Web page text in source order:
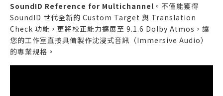
SoundID Reference for Multichannel 。不僅能獲得
SoundID 世代全新的 Custom Target 與 Translation
Check 功能，更將校正能力擴展至 9.1.6 Dolby Atmos，讓
您的工作室直接具備製作沈浸式音訊（Immersive Audio）
的專業規格。